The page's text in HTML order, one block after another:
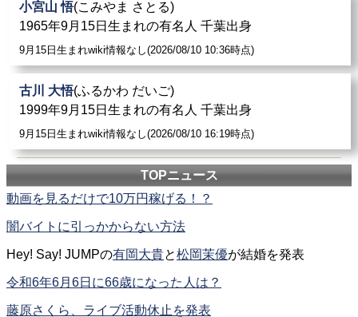
小宮山 悟(こみやま さとる)
1965年9月15日生まれの有名人 千葉出身
9月15日生まれwiki情報なし(2026/08/10 10:36時点)
古川 大悟(ふるかわ だいご)
1999年9月15日生まれの有名人 千葉出身
9月15日生まれwiki情報なし(2026/08/10 16:19時点)
TOPニュース
動画を見るだけで10万円稼げる！？
闇バイトに引っかからない方法
Hey! Say! JUMPの有岡大貴と松岡茉優が結婚を発表
令和6年6月6日に66歳になった人は？
藤原さくら、ライブ活動休止を発表